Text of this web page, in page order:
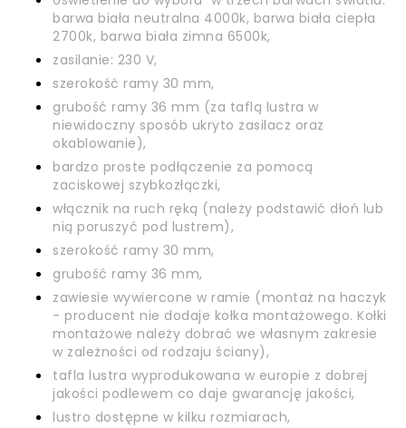
barwa biała neutralna 4000k, barwa biała ciepła
2700k, barwa biała zimna 6500k,
zasilanie: 230 V,
szerokość ramy 30 mm,
grubość ramy 36 mm (za taflą lustra w
niewidoczny sposób ukryto zasilacz oraz
okablowanie),
bardzo proste podłączenie za pomocą
zaciskowej szybkozłączki,
włącznik na ruch ręką (należy podstawić dłoń lub
nią poruszyć pod lustrem),
szerokość ramy 30 mm,
grubość ramy 36 mm,
zawiesie wywiercone w ramie (montaż na haczyk
- producent nie dodaje kołka montażowego. Kołki
montażowe należy dobrać we własnym zakresie
w zależności od rodzaju ściany),
tafla lustra wyprodukowana w europie z dobrej
jakości podlewem co daje gwarancję jakości,
lustro dostępne w kilku rozmiarach,